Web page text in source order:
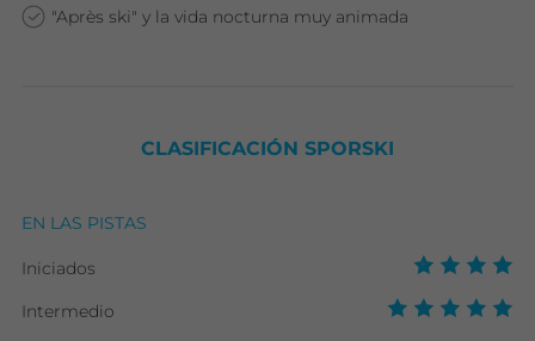
"Après ski" y la vida nocturna muy animada
CLASIFICACIÓN SPORSKI
EN LAS PISTAS
Iniciados
Intermedio